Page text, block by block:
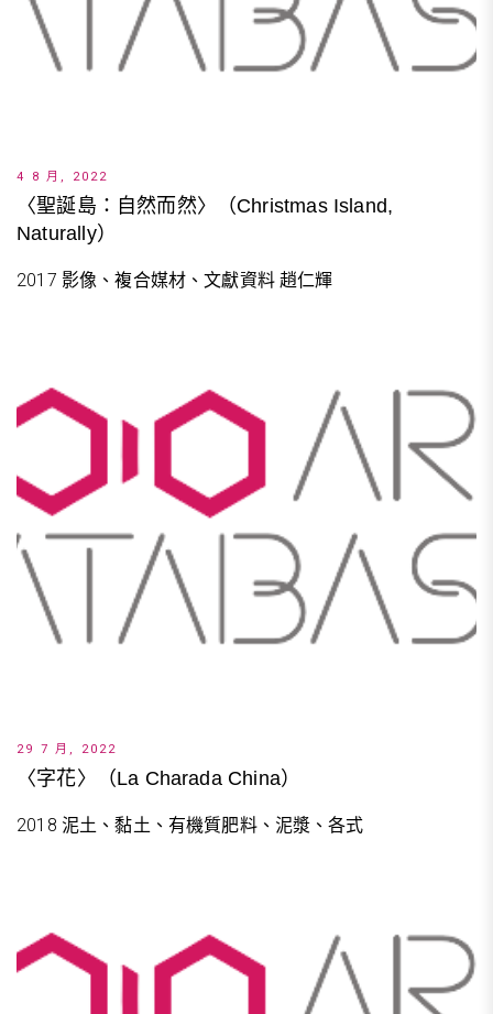
4 8 月, 2022
〈聖誕島：自然而然〉（Christmas Island,
Naturally）
2017 影像、複合媒材、文獻資料 趙仁輝
29 7 月, 2022
〈字花〉（La Charada China）
2018 泥土、黏土、有機質肥料、泥漿、各式